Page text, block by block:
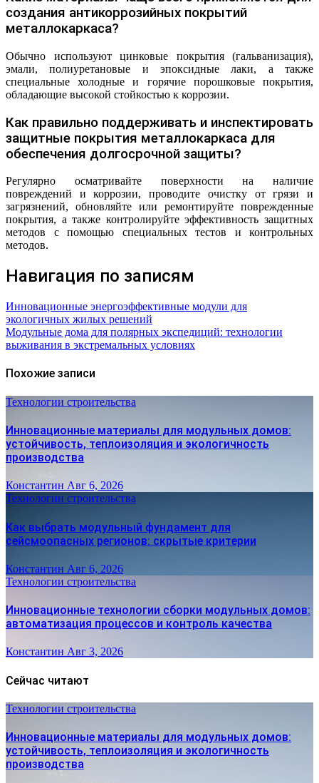
создания антикоррозийных покрытий
металлокаркаса?
Обычно используют цинковые покрытия (гальванизация),
эмали, полиуретановые и эпоксидные лаки, а также
специальные холодные и горячие порошковые покрытия,
обладающие высокой стойкостью к коррозии.
Как правильно поддерживать и инспектировать
защитные покрытия металлокаркаса для
обеспечения долгосрочной защиты?
Регулярно осматривайте поверхности на наличие
повреждений и коррозии, проводите очистку от грязи и
загрязнений, обновляйте или ремонтируйте поврежденные
покрытия, а также контролируйте эффективность защитных
методов с помощью специальных тестов и контрольных
методов.
Навигация по записям
Инновационные энергоэффективные модули для
экологичных жилых решений
Модульные дома для полярных экспедиций: технологии
выживания в экстремальных условиях
Похожие записи
Технологии строительства
Инновационные материалы для модульных домов:
устойчивость, теплоизоляция и экологичность
производства
Константин Авг 6, 2026
Технологии строительства
Как выбрать модульный фундамент для
сейсмоопасных регионов: скрытые критерии
Константин Авг 6, 2026
Технологии строительства
Инновационные технологии сборки модульных домов:
автоматизация процессов и контроль качества
Константин Авг 3, 2026
Сейчас читают
Технологии строительства
Инновационные материалы для модульных домов:
устойчивость, теплоизоляция и экологичность
производства